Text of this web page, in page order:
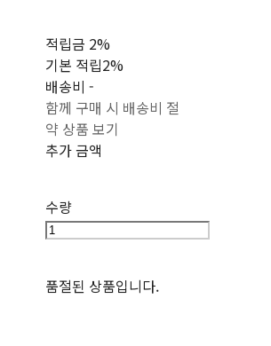
적립금 2%
기본 적립2%
배송비-
함께 구매 시 배송비 절
약 상품 보기
추가 금액
수량
품절된 상품입니다.